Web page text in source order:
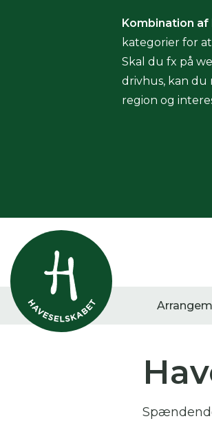
Kombination
kategorier for
Skal du fx på
drivhus, kan du
region og
resultater 0